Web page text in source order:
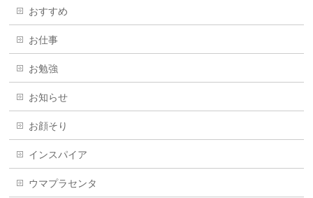
おすすめ
お仕事
お勉強
お知らせ
お顔そり
インスパイア
ウマプラセンタ